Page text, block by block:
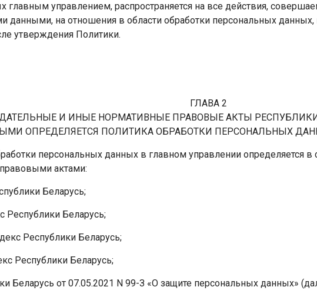
главным управлением, распространяется на все действия,
данными, на отношения в области обработки персональных
утверждения Политики.
ГЛАВА 2
И ИНЫЕ НОРМАТИВНЫЕ ПРАВОВЫЕ АКТЫ РЕСПУБЛИКИ
ОПРЕДЕЛЯЕТСЯ ПОЛИТИКА ОБРАБОТКИ ПЕРСОНАЛЬНЫХ
персональных данных в главном управлении определяется
актами:
Беларусь;
Республики Беларусь;
Республики Беларусь;
Республики Беларусь;
Беларусь от 07.05.2021 N 99-З «О защите персональных данных»